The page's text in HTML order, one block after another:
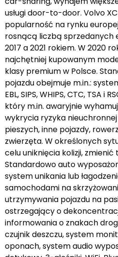
usługi door-to-door. Volvo
popularność na rynku
rosnącą liczbą sprzedanych
2017 a 2021 rokiem. W 2020
najchętniej kupowanym
klasy premium w Polsce.
pojazdu obejmuje m.in.: system
EBL, SIPS, WHIPS, CTC, TSA i
który m.in. awaryjnie
wykrycia ryzyka
pieszych, inne pojazdy,
zwierzęta. W określonych
celu uniknięcia kolizji, zmienić
Standardowo auto
system unikania lub
samochodami na
utrzymywania pojazdu na
ostrzegający o
informowania o znakach
czujnik deszczu, system
oponach, system audio